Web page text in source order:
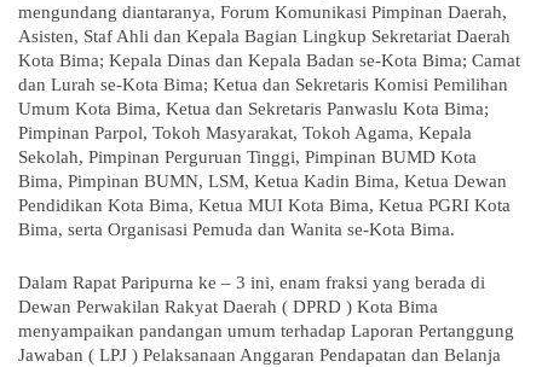
mengundang diantaranya, Forum Komunikasi Pimpinan Daerah,
Asisten, Staf Ahli dan Kepala Bagian Lingkup Sekretariat Daerah
Kota Bima; Kepala Dinas dan Kepala Badan se-Kota Bima; Camat
dan Lurah se-Kota Bima; Ketua dan Sekretaris Komisi Pemilihan
Umum Kota Bima, Ketua dan Sekretaris Panwaslu Kota Bima;
Pimpinan Parpol, Tokoh Masyarakat, Tokoh Agama, Kepala
Sekolah, Pimpinan Perguruan Tinggi, Pimpinan BUMD Kota
Bima, Pimpinan BUMN, LSM, Ketua Kadin Bima, Ketua Dewan
Pendidikan Kota Bima, Ketua MUI Kota Bima, Ketua PGRI Kota
Bima, serta Organisasi Pemuda dan Wanita se-Kota Bima.
Dalam Rapat Paripurna ke – 3 ini, enam fraksi yang berada di
Dewan Perwakilan Rakyat Daerah ( DPRD ) Kota Bima
menyampaikan pandangan umum terhadap Laporan Pertanggung
Jawaban ( LPJ ) Pelaksanaan Anggaran Pendapatan dan Belanja